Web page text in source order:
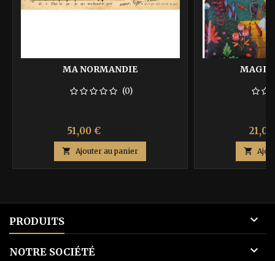
MA NORMANDIE
(0)
Prix
51,00 €
base
 Ajouter au panier
Prix

PRODUITS 
NOTRE SOCIÉTÉ 